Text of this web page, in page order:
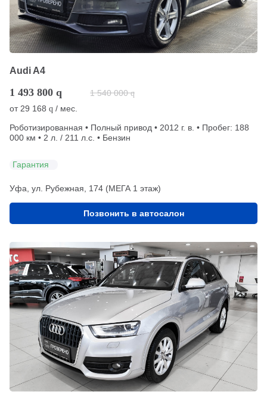
Audi A4
1 493 800 q 1 540 000 q
от 29 168 q / мес.
Роботизированная • Полный привод • 2012 г. в. • Пробег: 188
000 км • 2 л. / 211 л.с. • Бензин
Гарантия
Уфа, ул. Рубежная, 174 (МЕГА 1 этаж)
Позвонить в автосалон